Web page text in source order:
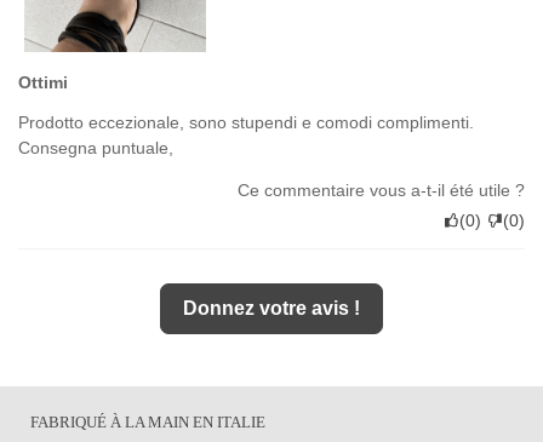
Ottimi
Prodotto eccezionale, sono stupendi e comodi complimenti.
Consegna puntuale,
Ce commentaire vous a-t-il été utile ?
(0) (0)
Donnez votre avis !
FABRIQUÉ À LA MAIN EN ITALIE